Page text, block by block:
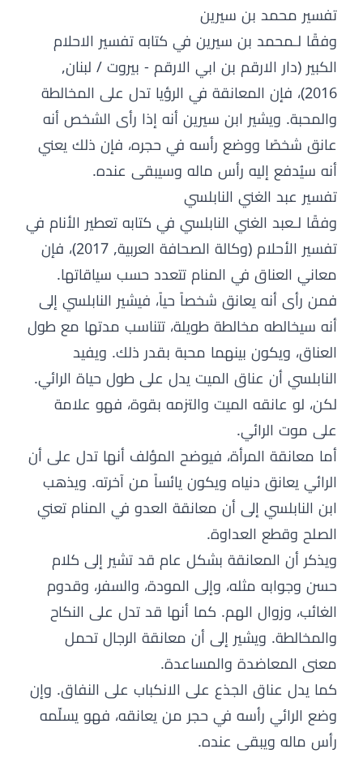
تفسير محمد بن سيرين
وفقًا لـمحمد بن سيرين في كتابه تفسير الاحلام
الكبير (دار الارقم بن ابي الارقم - بيروت / لبنان,
2016)، فإن المعانقة في الرؤيا تدل على المخالطة
والمحبة. ويشير ابن سيرين أنه إذا رأى الشخص أنه
عانق شخصًا ووضع رأسه في حجره، فإن ذلك يعني
أنه سيُدفع إليه رأس ماله وسيبقى عنده.
تفسير عبد الغني النابلسي
وفقًا لـعبد الغني النابلسي في كتابه تعطير الأنام في
تفسير الأحلام (وكالة الصحافة العربية, 2017)، فإن
معاني العناق في المنام تتعدد حسب سياقاتها.
فمن رأى أنه يعانق شخصاً حياً، فيشير النابلسي إلى
أنه سيخالطه مخالطة طويلة، تتناسب مدتها مع طول
العناق، ويكون بينهما محبة بقدر ذلك. ويفيد
النابلسي أن عناق الميت يدل على طول حياة الرائي.
لكن، لو عانقه الميت والتزمه بقوة، فهو علامة
على موت الرائي.
أما معانقة المرأة، فيوضح المؤلف أنها تدل على أن
الرائي يعانق دنياه ويكون يائساً من آخرته. ويذهب
ابن النابلسي إلى أن معانقة العدو في المنام تعني
الصلح وقطع العداوة.
ويذكر أن المعانقة بشكل عام قد تشير إلى كلام
حسن وجوابه مثله، وإلى المودة، والسفر، وقدوم
الغائب، وزوال الهم. كما أنها قد تدل على النكاح
والمخالطة. ويشير إلى أن معانقة الرجال تحمل
معنى المعاضدة والمساعدة.
كما يدل عناق الجذع على الانكباب على النفاق. وإن
وضع الرائي رأسه في حجر من يعانقه، فهو يسلّمه
رأس ماله ويبقى عنده.